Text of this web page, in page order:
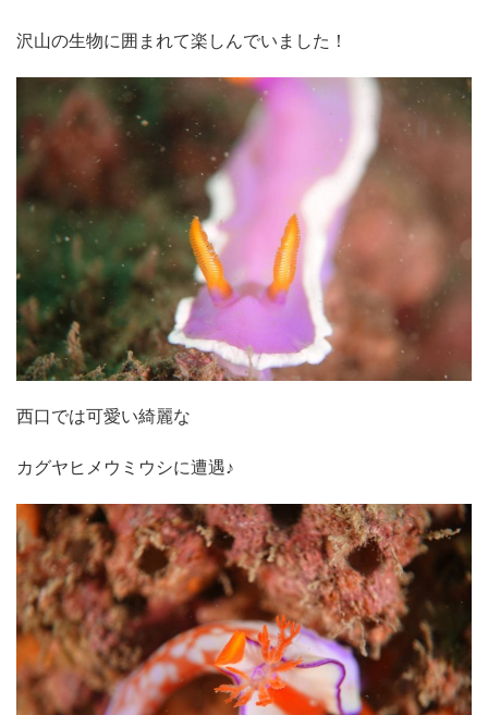
沢山の生物に囲まれて楽しんでいました！
西口では可愛い綺麗な
カグヤヒメウミウシに遭遇♪